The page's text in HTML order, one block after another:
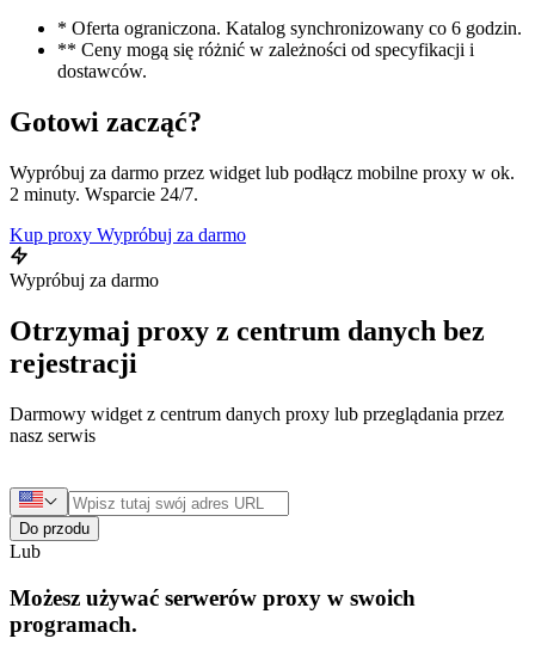
* Oferta ograniczona. Katalog synchronizowany co 6 godzin.
** Ceny mogą się różnić w zależności od specyfikacji i
dostawców.
Gotowi zacząć?
Wypróbuj za darmo przez widget lub podłącz mobilne proxy w ok.
2 minuty. Wsparcie 24/7.
Kup proxy Wypróbuj za darmo
Wypróbuj za darmo
Otrzymaj proxy z centrum danych bez
rejestracji
Darmowy widget z centrum danych proxy lub przeglądania przez
nasz serwis
Do przodu
Lub
Możesz używać serwerów proxy w swoich
programach.